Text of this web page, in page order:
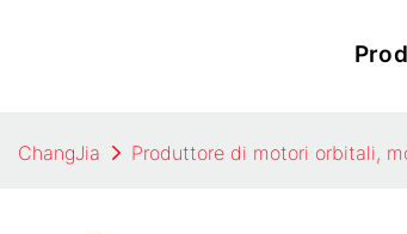
ChangJia Produttore di motori orbitali,